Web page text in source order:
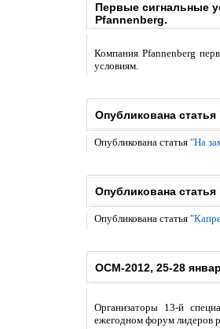
Первые сигнальные
Pfannenberg.
Компания Pfannenberg
условиям.
Опубликована
Опубликована статья "На
Опубликована
Опубликована статья
ОСМ-2012, 25-28
Организаторы 13-й
ежегодном форум лидеров